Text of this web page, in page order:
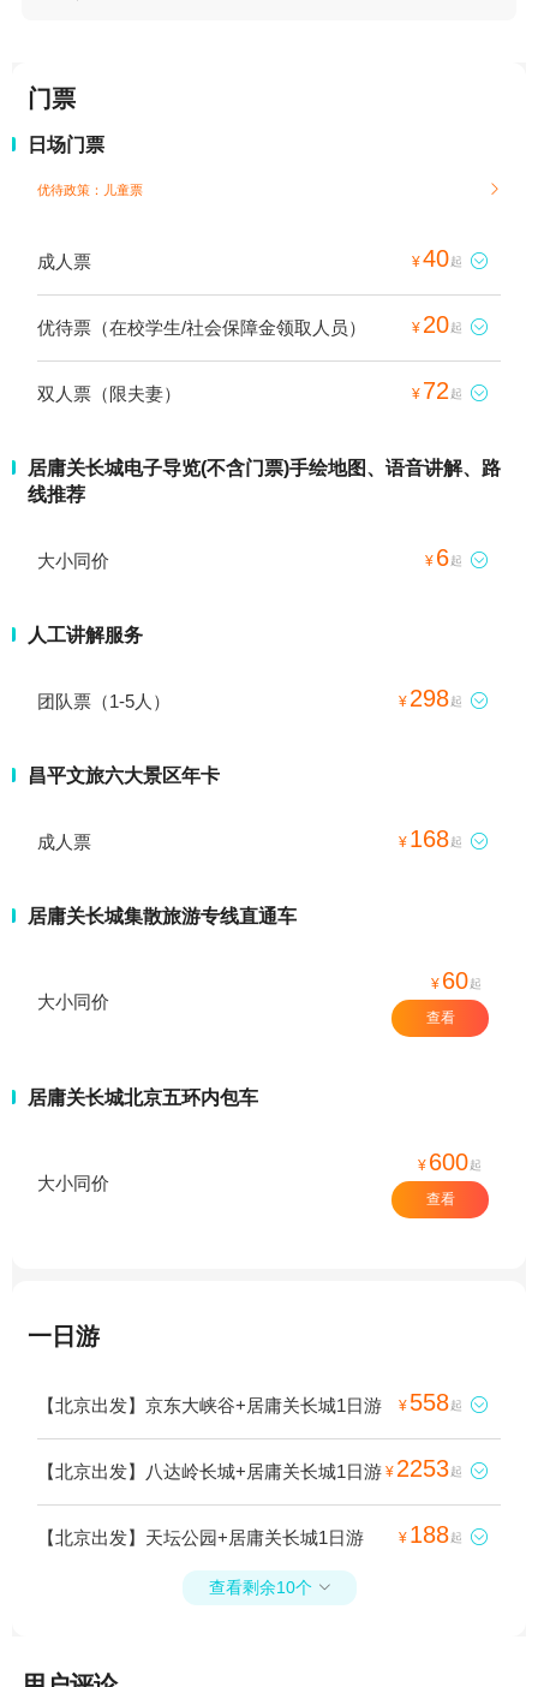
门票
日场门票
优待政策：儿童票 
成人票 ¥40起 
优待票（在校学生/社会保障金领取人员） ¥ 20起 
双人票（限夫妻） ¥ 72 起 
居庸关长城电子导览(不含门票)手绘地图、语音讲解、路
线推荐
大小同价 ¥ 6起 
人工讲解服务
团队票（1-5人） ¥ 298起 
昌平文旅六大景区年卡
成人票 ¥ 168起 
居庸关长城集散旅游专线直通车
大小同价
¥ 60起
查看
居庸关长城北京五环内包车
大小同价
¥ 600起
查看
一日游
【北京出发】京东大峡谷+居庸关长城1日游 ¥ 558起 
【北京出发】八达岭长城+居庸关长城1日游 ¥ 2253起 
【北京出发】天坛公园+居庸关长城1日游 ¥ 188起 
查看剩余10个 